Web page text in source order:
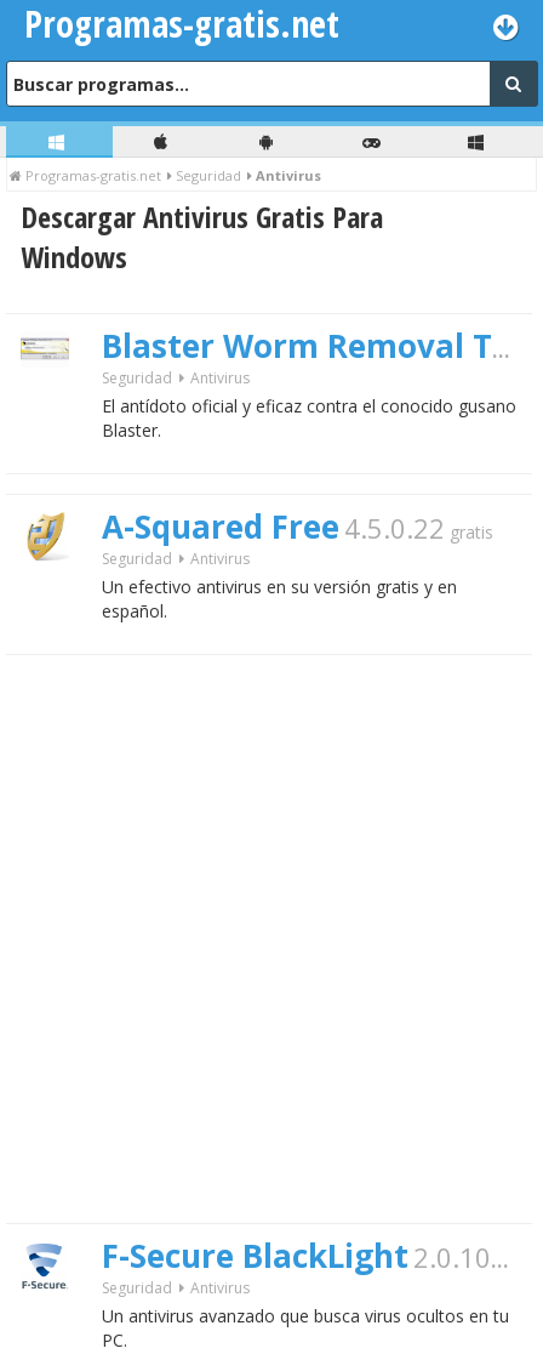
Programas-gratis.net
Programas-gratis.net Seguridad Antivirus
Descargar Antivirus Gratis Para
Windows
Blaster Worm Removal Tool
Seguridad Antivirus
El antídoto oficial y eficaz contra el conocido gusano
Blaster.
A-Squared Free 4.5.0.22 gratis
Seguridad Antivirus
Un efectivo antivirus en su versión gratis y en
español.
F-Secure BlackLight 2.0.1008
Seguridad Antivirus
Un antivirus avanzado que busca virus ocultos en tu
PC.